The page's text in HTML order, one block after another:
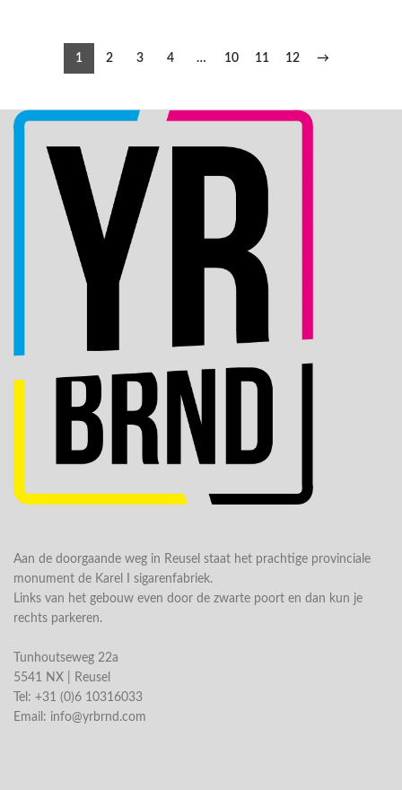
1 2 3 4 … 10 11 12 →
Aan de doorgaande weg in Reusel staat het prachtige provinciale
monument de Karel I sigarenfabriek.
Links van het gebouw even door de zwarte poort en dan kun je
rechts parkeren.
Tunhoutseweg 22a
5541 NX | Reusel
Tel: +31 (0)6 10316033
Email: info@yrbrnd.com